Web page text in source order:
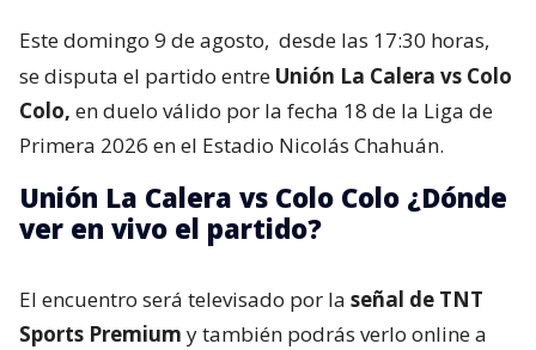
Este domingo 9 de agosto, desde las 17:30 horas,
se disputa el partido entre Unión La Calera vs Colo
Colo, en duelo válido por la fecha 18 de la Liga de
Primera 2026 en el Estadio Nicolás Chahuán.
Unión La Calera vs Colo Colo ¿Dónde
ver en vivo el partido?
El encuentro será televisado por la señal de TNT
Sports Premium y también podrás verlo online a